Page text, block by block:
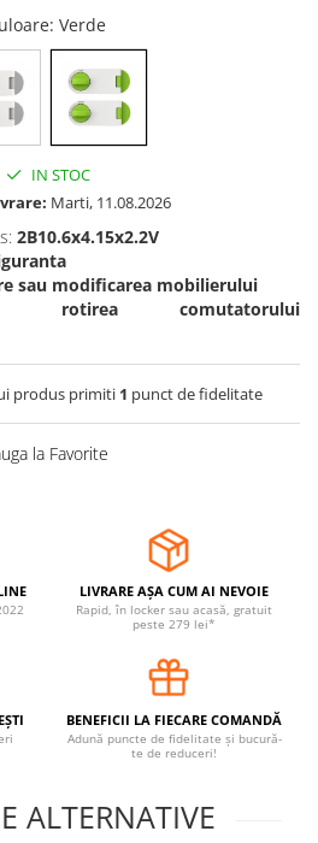
: Verde
IN STOC
Marti, 11.08.2026
2B10.6x4.15x2.2V
sau modificarea mobilierului
rotirea comutatorului
produs primiti 1 punct de fidelitate
la Favorite
LIVRARE AȘA CUM AI NEVOIE
Rapid, în locker sau acasă, gratuit
peste 279 lei*
BENEFICII LA FIECARE COMANDĂ
Adună puncte de fidelitate și bucură-
te de reduceri!
ALTERNATIVE